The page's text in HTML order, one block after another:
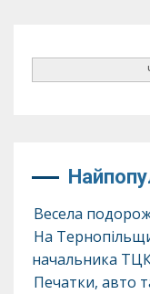
Весела
На
начальника
Печатки, авто